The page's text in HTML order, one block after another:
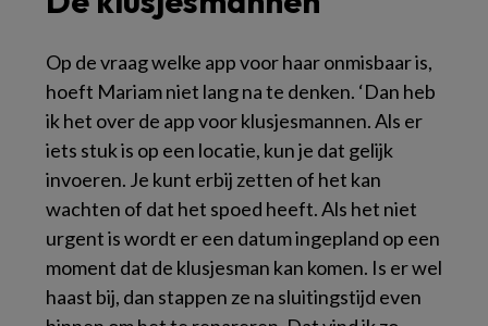
Op de vraag welke app voor haar onmisbaar is,
hoeft Mariam niet lang na te denken. ‘Dan heb
ik het over de app voor klusjesmannen. Als er
iets stuk is op een locatie, kun je dat gelijk
invoeren. Je kunt erbij zetten of het kan
wachten of dat het spoed heeft. Als het niet
urgent is wordt er een datum ingepland op een
moment dat de klusjesman kan komen. Is er wel
haast bij, dan stappen ze na sluitingstijd even